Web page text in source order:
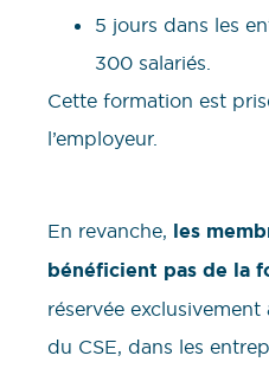
5 jours dans les
300 salariés.
Cette formation est
l’employeur.
En revanche, les
bénéficient pas de la
réservée
du CSE, dans les